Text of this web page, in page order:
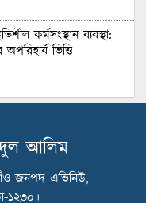
কর্মসংস্থান ব্যবস্থা:
ভিত্তি
সুযোগ: মার্কিন বাজারে
Texstream
Best Workers–
আলিম
জনপদ এভিনিউ,
১২৩০।